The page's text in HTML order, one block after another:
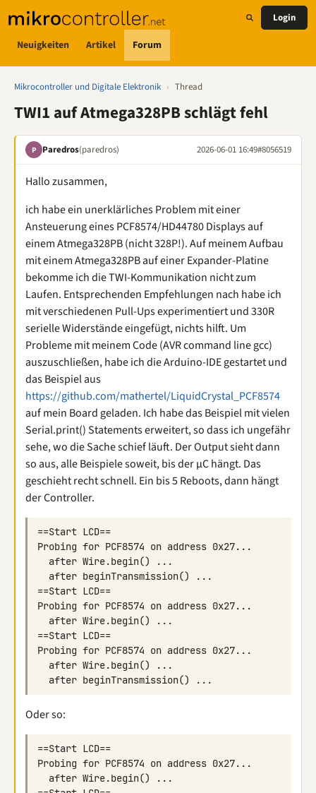
Neuigkeiten Artikel Forum
Login
Mikrocontroller und Digitale Elektronik › Thread
TWI1 auf Atmega328PB schlägt fehl
P Paredros(paredros) 2026-06-01 16:49#8056519
Hallo zusammen,
ich habe ein unerklärliches Problem mit einer
Ansteuerung eines PCF8574/HD44780 Displays auf
einem Atmega328PB (nicht 328P!). Auf meinem Aufbau
mit einem Atmega328PB auf einer Expander-Platine
bekomme ich die TWI-Kommunikation nicht zum
Laufen. Entsprechenden Empfehlungen nach habe ich
mit verschiedenen Pull-Ups experimentiert und 330R
serielle Widerstände eingefügt, nichts hilft. Um
Probleme mit meinem Code (AVR command line gcc)
auszuschließen, habe ich die Arduino-IDE gestartet und
das Beispiel aus
https://github.com/mathertel/LiquidCrystal_PCF8574
auf mein Board geladen. Ich habe das Beispiel mit vielen
Serial.print() Statements erweitert, so dass ich ungefähr
sehe, wo die Sache schief läuft. Der Output sieht dann
so aus, alle Beispiele soweit, bis der µC hängt. Das
geschieht recht schnell. Ein bis 5 Reboots, dann hängt
der Controller.
Oder so: